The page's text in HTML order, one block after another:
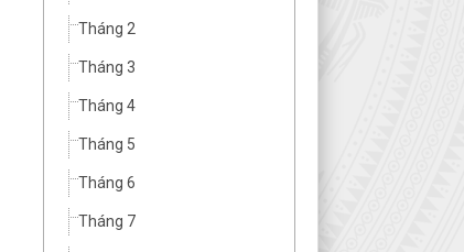
Tháng 2
Tháng 3
Tháng 4
Tháng 5
Tháng 6
Tháng 7